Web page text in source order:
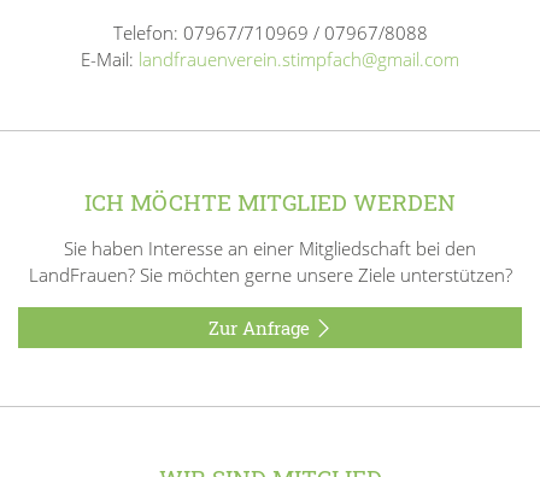
Telefon: 07967/710969 / 07967/8088
E-Mail: landfrauenverein.stimpfach@gmail.com
ICH MÖCHTE MITGLIED WERDEN
Sie haben Interesse an einer Mitgliedschaft bei den
LandFrauen? Sie möchten gerne unsere Ziele unterstützen?
Zur Anfrage